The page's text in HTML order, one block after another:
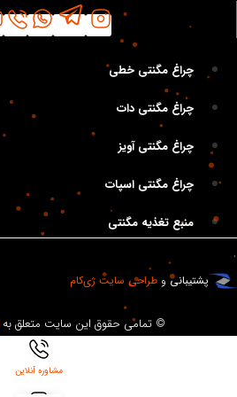
دسته‌بندی
چراغ مگنتی خطی
چراغ مگنتی دات
چراغ مگنتی آویز
چراغ مگنتی اسپات
منبع تغذیه مگنتی
.
پشتیبانیو طراحی سایت ژی‌کام
© تمامی حقوق این سایت متعلق به
مشاوره آنلاین